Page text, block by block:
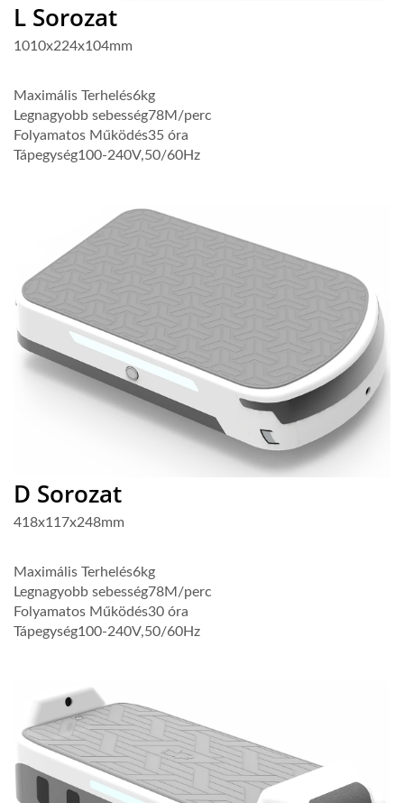
L Sorozat
1010x224x104mm
Maximális Terhelés6kg
Legnagyobb sebesség78M/perc
Folyamatos Működés35 óra
Tápegység100-240V,50/60Hz
D Sorozat
418x117x248mm
Maximális Terhelés6kg
Legnagyobb sebesség78M/perc
Folyamatos Működés30 óra
Tápegység100-240V,50/60Hz